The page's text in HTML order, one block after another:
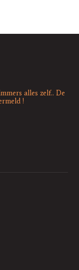
alles zelf.. De
!